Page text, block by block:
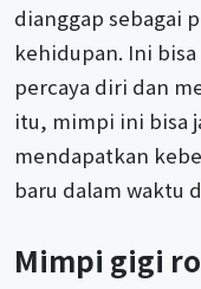
dianggap sebagai
kehidupan. Ini
percaya diri dan
itu, mimpi ini bisa
mendapatkan
baru dalam waktu
Mimpi gigi